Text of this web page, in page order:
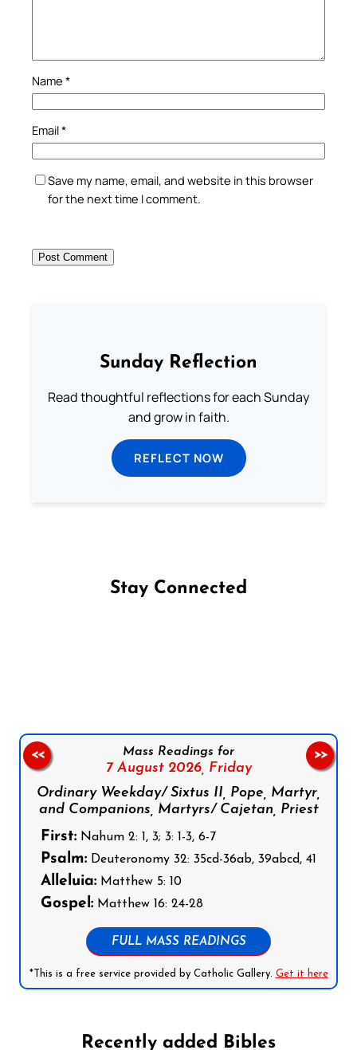
Name *
Email*
Save my name, email, and website in this browser
for the next time I comment.
Sunday Reflection
Read thoughtful reflections for each Sunday
and grow in faith.
REFLECT NOW
Stay Connected
Mass Readings for
7 August 2026, Friday
Ordinary Weekday/ Sixtus II, Pope, Martyr,
and Companions, Martyrs/ Cajetan, Priest
First: Nahum 2: 1, 3; 3: 1-3, 6-7
Psalm: Deuteronomy 32: 35cd-36ab, 39abcd, 41
Alleluia: Matthew 5: 10
Gospel: Matthew 16: 24-28
FULL MASS READINGS
*This is a free service provided by Catholic Gallery. Get it here
<< >>
Recently added Bibles